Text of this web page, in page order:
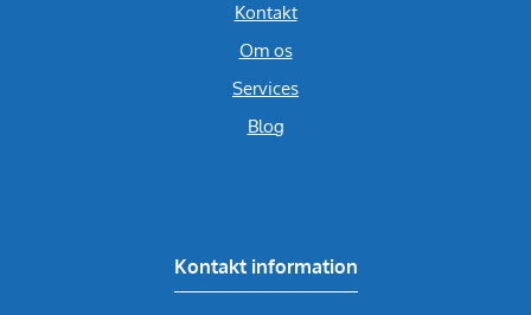
Kontakt
Om os
Services
Blog
Kontakt information